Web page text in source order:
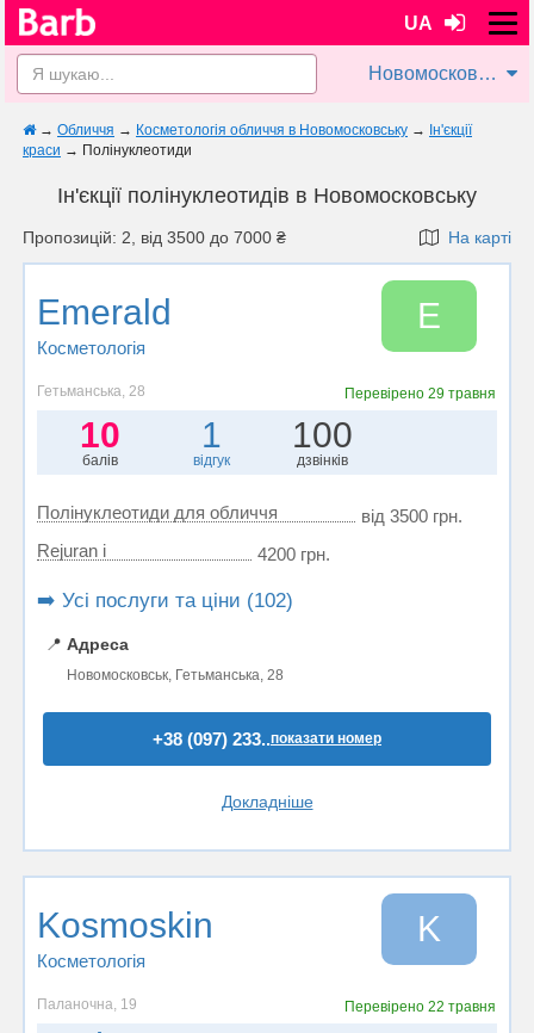
UA
Новомосковськ
→ Обличчя → Косметологія обличчя в Новомосковську → Ін'єкції
краси → Полінуклеотиди
Ін'єкції полінуклеотидів в Новомосковську
Пропозицій: 2, від 3500 до 7000 ₴ На карті
Emerald
Косметологія
E
Гетьманська, 28 Перевірено29 травня
10
балів
1
відгук
100
дзвінків
Полінуклеотиди для обличчя
від 3500 грн.
Rejuran i
4200 грн.
➡️ Усі послуги та ціни (102)
📍 Адреса
Новомосковськ, Гетьманська, 28
+38 (097) 233..показати номер
Докладніше
Kosmoskin
Косметологія
K
Паланочна, 19 Перевірено22 травня